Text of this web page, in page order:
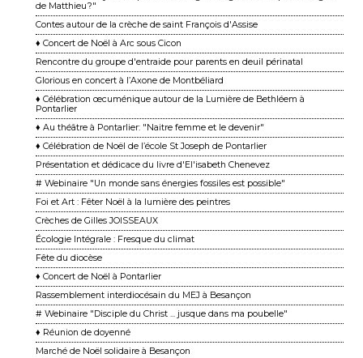
de Matthieu ?"
Contes autour de la crèche de saint François d'Assise
♦ Concert de Noël à Arc sous Cicon
Rencontre du groupe d'entraide pour parents en deuil périnatal
Glorious en concert à l’Axone de Montbéliard
♦ Célébration œcuménique autour de la Lumière de Bethléem à
Pontarlier
♦ Au théâtre à Pontarlier: "Naitre femme et le devenir"
♦ Célébration de Noël de l’école St Joseph de Pontarlier
Présentation et dédicace du livre d'El'isabeth Chenevez
# Webinaire "Un monde sans énergies fossiles est possible"
Foi et Art : Fêter Noël à la lumière des peintres
Crèches de Gilles JOISSEAUX
Écologie Intégrale : Fresque du climat
Fête du diocèse
♦ Concert de Noël à Pontarlier
Rassemblement interdiocésain du MEJ à Besançon
# Webinaire "Disciple du Christ ... jusque dans ma poubelle"
♦ Réunion de doyenné
Marché de Noël solidaire à Besançon